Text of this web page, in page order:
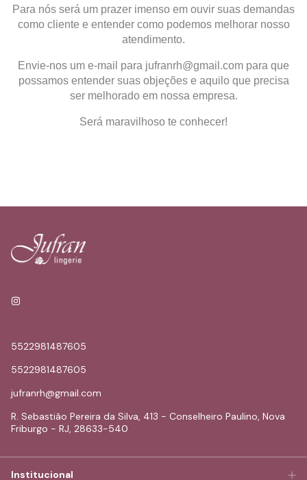
Para nós será um prazer imenso em ouvir suas demandas
como cliente e entender como podemos melhorar nosso
atendimento.
Envie-nos um e-mail para jufranrh@gmail.com para que
possamos entender suas objeções e aquilo que precisa
ser melhorado em nossa empresa.
Será maravilhoso te conhecer!
5522981487605
5522981487605
jufranrh@gmail.com
R. Sebastião Pereira da Silva, 413 - Conselheiro Paulino, Nova
Friburgo - RJ, 28633-540
Institucional